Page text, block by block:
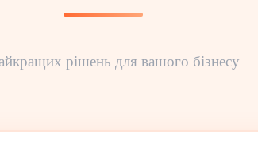
рішень для вашого бізнесу